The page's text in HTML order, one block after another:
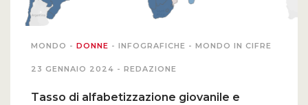
MONDO - DONNE - INFOGRAFICHE - MONDO IN CIFRE
23 GENNAIO 2024 - REDAZIONE
Tasso di alfabetizzazione giovanile e